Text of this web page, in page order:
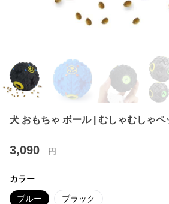
犬 おもちゃ ボール | むしゃむしゃペ
3,090 円
カラー
ブルー ブラック